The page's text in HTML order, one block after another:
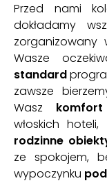
Przed nami
dokładamy
zorganizowany
Wasze
standard
zawsze
Wasz
włoskich
rodzinne
ze spokojem,
wypoczynku